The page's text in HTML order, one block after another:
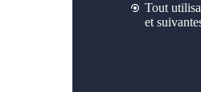
Tout
et